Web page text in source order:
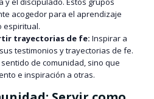
acogedor para el aprendizaje
espiritual.
trayectorias de fe:Inspirar a
testimonios y trayectorias de fe.
de comunidad, sino que
e inspiración a otras.